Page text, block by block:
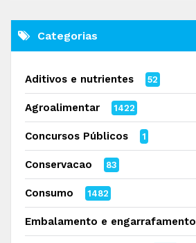
Categorias
Aditivos e nutrientes 52
Agroalimentar 1422
Concursos Públicos 1
Conservacao 83
Consumo 1482
Embalamento e engarrafamento